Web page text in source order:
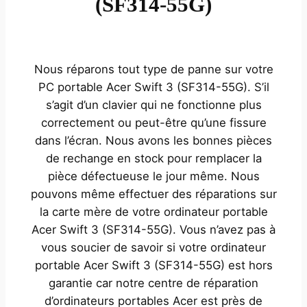
Nous réparons tout type de panne sur votre
PC portable Acer Swift 3 (SF314-55G). S’il
s’agit d’un clavier qui ne fonctionne plus
correctement ou peut-être qu’une fissure
dans l’écran. Nous avons les bonnes pièces
de rechange en stock pour remplacer la
pièce défectueuse le jour même. Nous
pouvons même effectuer des réparations sur
la carte mère de votre ordinateur portable
Acer Swift 3 (SF314-55G). Vous n’avez pas à
vous soucier de savoir si votre ordinateur
portable Acer Swift 3 (SF314-55G) est hors
garantie car notre centre de réparation
d’ordinateurs portables Acer est près de